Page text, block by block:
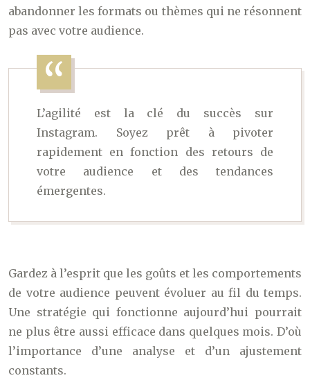
abandonner les formats ou thèmes qui ne résonnent
pas avec votre audience.
L’agilité est la clé du succès sur
Instagram. Soyez prêt à pivoter
rapidement en fonction des retours de
votre audience et des tendances
émergentes.
Gardez à l’esprit que les goûts et les comportements
de votre audience peuvent évoluer au fil du temps.
Une stratégie qui fonctionne aujourd’hui pourrait
ne plus être aussi efficace dans quelques mois. D’où
l’importance d’une analyse et d’un ajustement
constants.